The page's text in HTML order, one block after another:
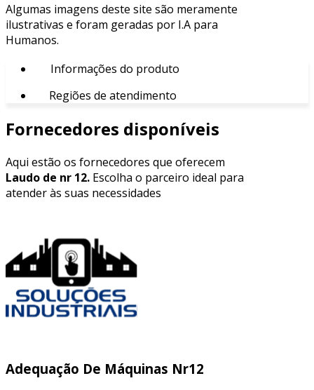
Algumas imagens deste site são meramente
ilustrativas e foram geradas por I.A para
Humanos.
Informações do produto
Regiões de atendimento
Fornecedores disponíveis
Aqui estão os fornecedores que oferecem
Laudo de nr 12. Escolha o parceiro ideal para
atender às suas necessidades
Adequação De Máquinas Nr12